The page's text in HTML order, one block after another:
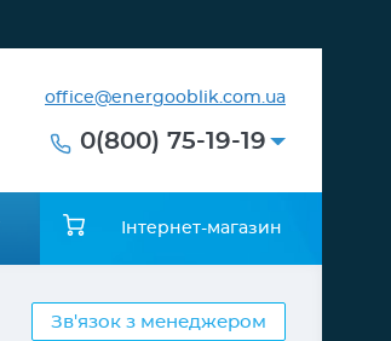
office@energooblik.com.ua
0(800) 75-19-19
Інтернет-магазин
Зв'язок з менеджером